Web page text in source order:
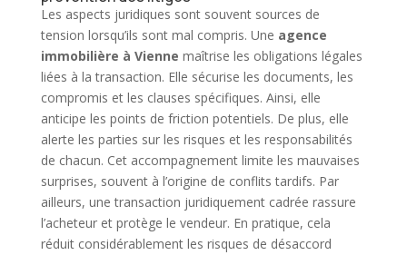
Les aspects juridiques sont souvent sources de
tension lorsqu’ils sont mal compris. Une agence
immobilière à Vienne maîtrise les obligations légales
liées à la transaction. Elle sécurise les documents, les
compromis et les clauses spécifiques. Ainsi, elle
anticipe les points de friction potentiels. De plus, elle
alerte les parties sur les risques et les responsabilités
de chacun. Cet accompagnement limite les mauvaises
surprises, souvent à l’origine de conflits tardifs. Par
ailleurs, une transaction juridiquement cadrée rassure
l’acheteur et protège le vendeur. En pratique, cela
réduit considérablement les risques de désaccord